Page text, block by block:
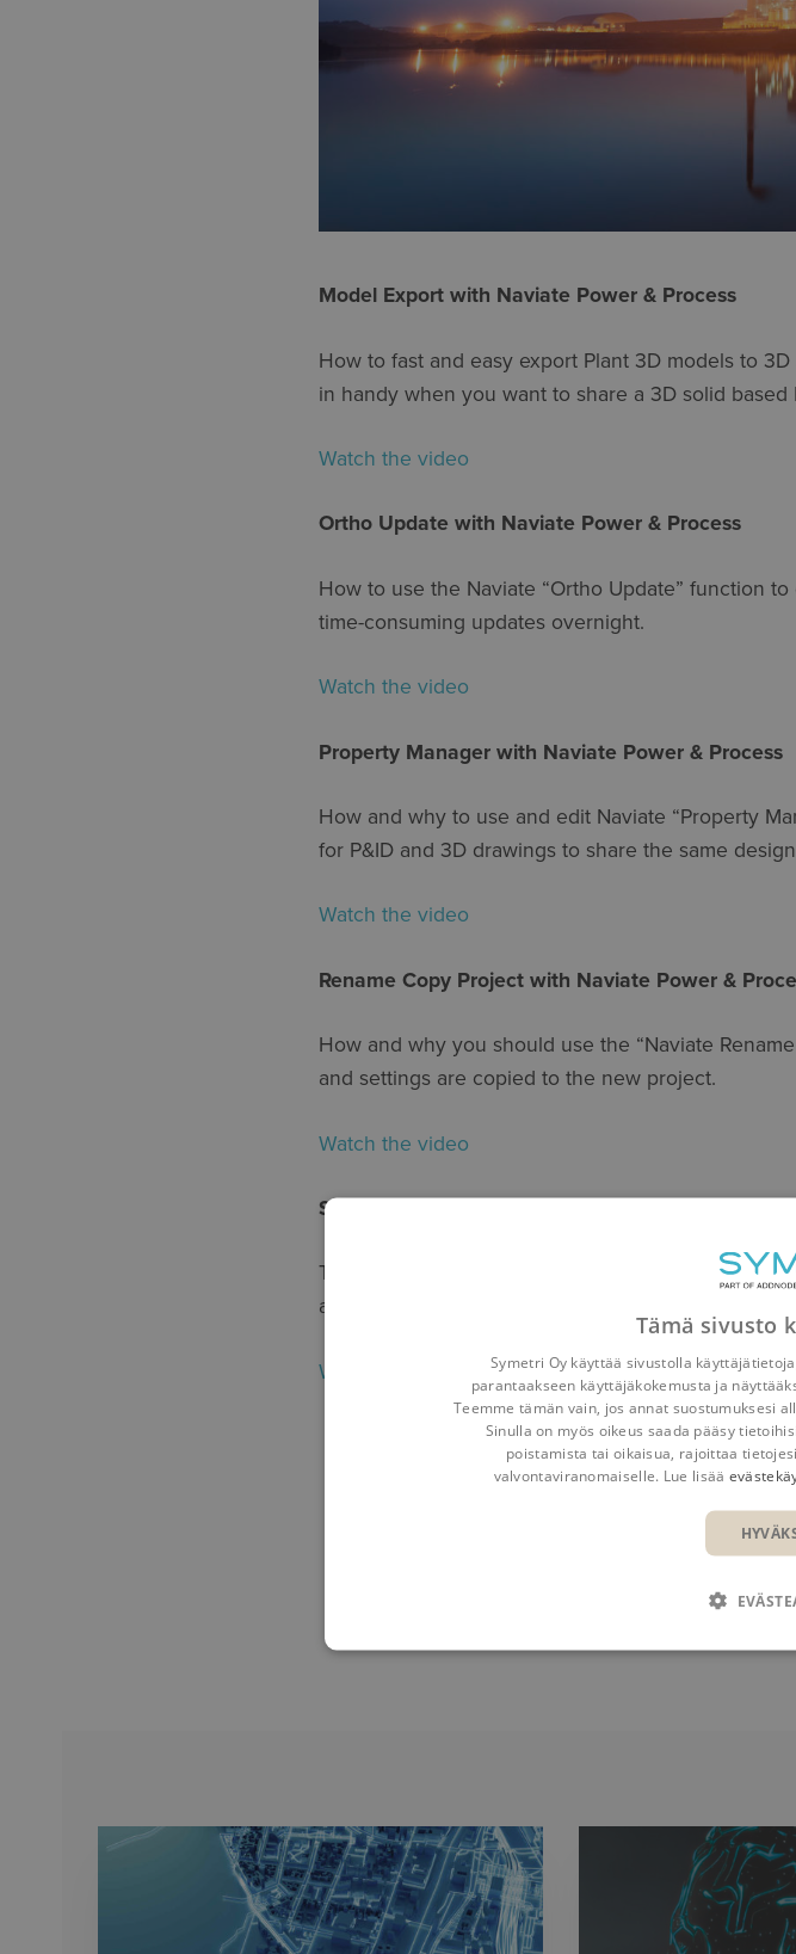
Model Export with Naviate Power & Process
How to fast and easy export Plant 3D models to
in handy when you want to share a 3D solid
Watch the video
Ortho Update with Naviate Power & Process
How to use the Naviate “Ortho Update” function
time-consuming updates overnight.
Watch the video
Property Manager with Naviate Power & Process
How and why to use and edit Naviate “Property
for P&ID and 3D drawings to share the same
Watch the video
Rename Copy Project with Naviate Power &
How and why you should use the “Naviate
and settings are copied to the new project.
Watch the video
Snap To Support with Naviate Power & Process
Tips & Tricks with the Naviate “Snap To Support”.
a support.
Watch the video
Tämä sivusto
Symetri Oy käyttää sivustolla
parantaakseen käyttäjäkokemusta ja
Teemme tämän vain, jos annat suostumuksesi
Sinulla on myös oikeus saada pääsy
poistamista tai oikaisua, rajoittaa
valvontaviranomaiselle. Lue lisää